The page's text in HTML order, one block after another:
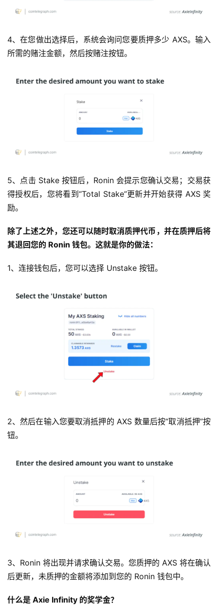
4、在您做出选择后，系统会询问您要质押多少 AXS。输入
所需的赌注金额，然后按赌注按钮。
5、点击 Stake 按钮后，Ronin 会提示您确认交易；交易获
得授权后，您将看到“Total Stake”更新并开始获得 AXS 奖
励。
除了上述之外，您还可以随时取消质押代币，并在质押后将
其退回您的 Ronin 钱包。这就是你的做法：
1、连接钱包后，您可以选择 Unstake 按钮。
2、然后在输入您要取消抵押的 AXS 数量后按“取消抵押”按
钮。
3、Ronin 将出现并请求确认交易。您质押的 AXS 将在确认
后更新，未质押的金额将添加到您的 Ronin 钱包中。
什么是 Axie Infinity 的奖学金？